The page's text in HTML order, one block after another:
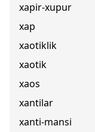
xapir-xupur
xap
xaotiklik
xaotik
xaos
xantilar
xanti-mansi